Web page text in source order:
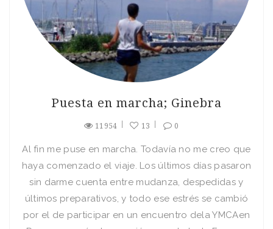
Puesta en marcha; Ginebra
11954 13 0
Al fin me puse en marcha. Todaví­a no me creo que
haya comenzado el viaje. Los últimos dí­as pasaron
sin darme cuenta entre mudanza, despedidas y
últimos preparativos, y todo ese estrés se cambió
por el de participar en un encuentro dela YMCAen